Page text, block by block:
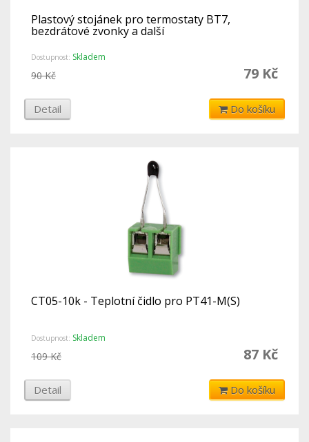
Plastový stojánek pro termostaty BT7,
bezdrátové zvonky a další
Dostupnost: Skladem
79 Kč
90 Kč
Detail Do košíku
CT05-10k - Teplotní čidlo pro PT41-M(S)
Dostupnost: Skladem
87 Kč
109 Kč
Detail Do košíku